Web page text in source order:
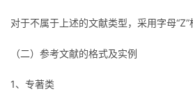
博
客
的
论
坛
我
的
圈
我
的
我
对于不属于上述的文献类型，采用字母“Z”
（二）参考文献的格式及实例
1、专著类